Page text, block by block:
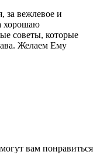
за вежлевое и
хорошаю
советы, которые
Желаем Ему
вам понравиться